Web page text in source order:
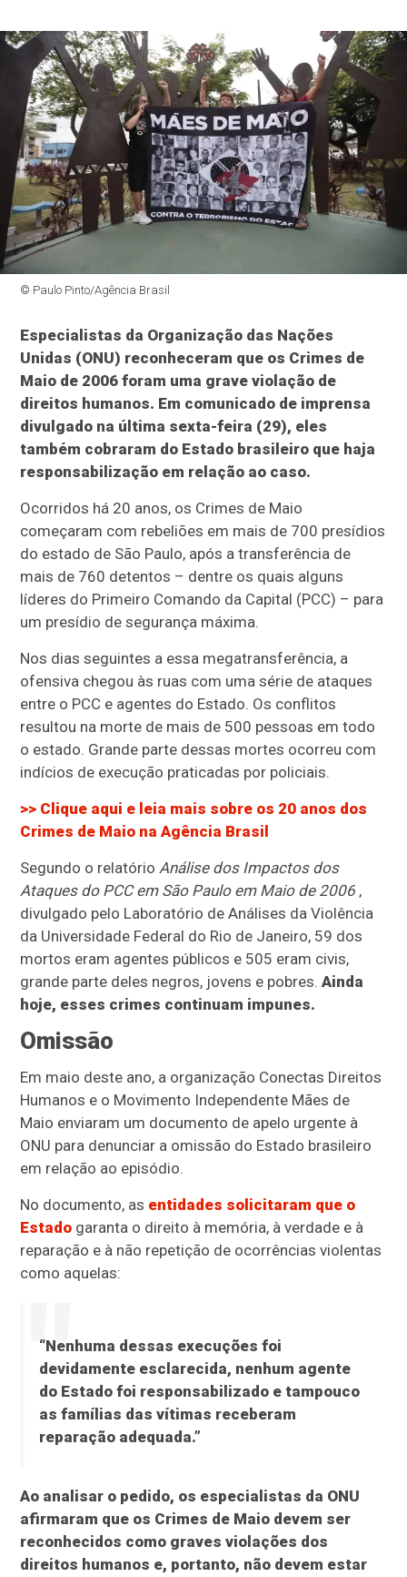
© Paulo Pinto/Agência Brasil
Especialistas da Organização das Nações
Unidas (ONU) reconheceram que os Crimes de
Maio de 2006 foram uma grave violação de
direitos humanos. Em comunicado de imprensa
divulgado na última sexta-feira (29), eles
também cobraram do Estado brasileiro que haja
responsabilização em relação ao caso.
Ocorridos há 20 anos, os Crimes de Maio
começaram com rebeliões em mais de 700 presídios
do estado de São Paulo, após a transferência de
mais de 760 detentos – dentre os quais alguns
líderes do Primeiro Comando da Capital (PCC) – para
um presídio de segurança máxima.
Nos dias seguintes a essa megatransferência, a
ofensiva chegou às ruas com uma série de ataques
entre o PCC e agentes do Estado. Os conflitos
resultou na morte de mais de 500 pessoas em todo
o estado. Grande parte dessas mortes ocorreu com
indícios de execução praticadas por policiais.
>> Clique aqui e leia mais sobre os 20 anos dos
Crimes de Maio na Agência Brasil
Segundo o relatórioAnálise dos Impactos dos
Ataques do PCC em São Paulo em Maio de 2006 ,
divulgado pelo Laboratório de Análises da Violência
da Universidade Federal do Rio de Janeiro, 59 dos
mortos eram agentes públicos e 505 eram civis,
grande parte deles negros, jovens e pobres.Ainda
hoje, esses crimes continuam impunes.
Omissão
Em maio deste ano, a organização Conectas Direitos
Humanos e o Movimento Independente Mães de
Maio enviaram um documento de apelo urgente à
ONU para denunciar a omissão do Estado brasileiro
em relação ao episódio.
No documento, as entidades solicitaram que o
Estado garanta o direito à memória, à verdade e à
reparação e à não repetição de ocorrências violentas
como aquelas:
“Nenhuma dessas execuções foi
devidamente esclarecida, nenhum agente
do Estado foi responsabilizado e tampouco
as famílias das vítimas receberam
reparação adequada.”
Ao analisar o pedido, os especialistas da ONU
afirmaram que os Crimes de Maio devem ser
reconhecidos como graves violações dos
direitos humanos e, portanto, não devem estar